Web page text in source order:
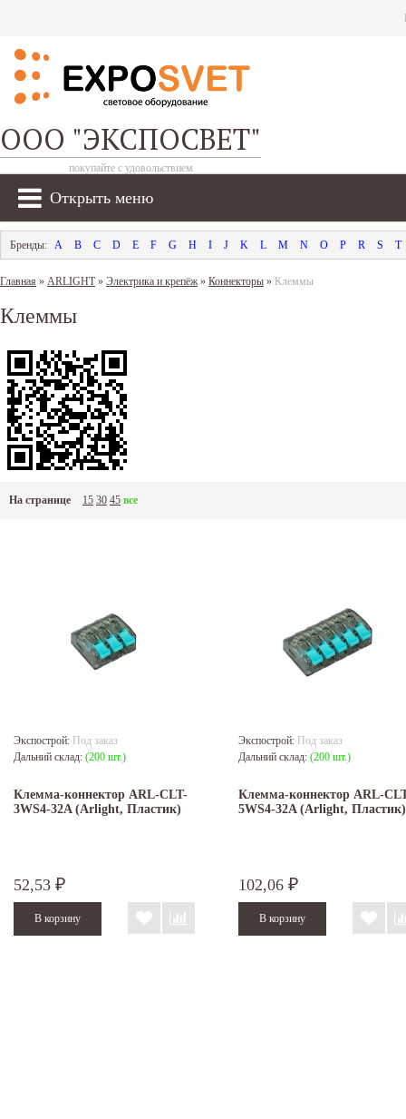
ООО "ЭКСПОСВЕТ"
покупайте с удовольствием
Открыть меню
A B C D E F G H I J K L M N O P R S T
Главная » ARLIGHT» Электрика и крепёж» Коннекторы » Клеммы
Клеммы
На странице 15 30 45 все
Экспострой: Под заказ
Дальний склад: (200 шт.)
Клемма-коннектор ARL-CLT-
3WS4-32A (Arlight, Пластик)
52,53 ₽
Экспострой: Под заказ
Дальний склад: (200 шт.)
Клемма-коннектор ARL-
5WS4-32A (Arlight, Пластик)
102,06 ₽